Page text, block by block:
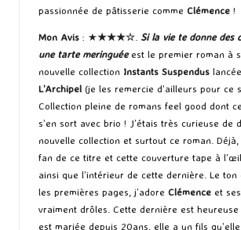
passionnée de pâtisserie comme Clémence !
Mon Avis : ★★★★☆. Si la vie te donne des
une tarte meringuéeest le premier roman à
nouvelle collection Instants Suspendus
L’Archipel (je les remercie d’ailleurs pour ce
Collection pleine de romans feel good dont
s’en sort avec brio ! J’étais très curieuse de
nouvelle collection et surtout ce roman.
fan de ce titre et cette couverture tape à
ainsi que l’intérieur de cette dernière. Le ton
les premières pages, j’adore Clémence et
vraiment drôles. Cette dernière est
est mariée depuis 20ans, elle a un fils